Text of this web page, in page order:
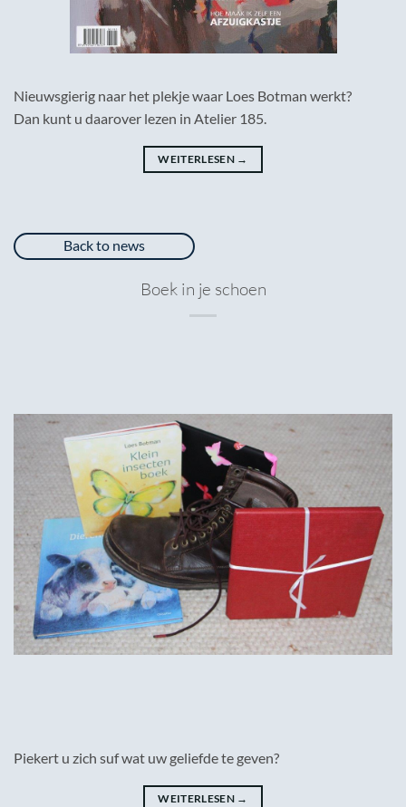
Nieuwsgierig naar het plekje waar Loes Botman werkt?
Dan kunt u daarover lezen in Atelier 185.
WEITERLESEN →
Back to news
Boek in je schoen
Piekert u zich suf wat uw geliefde te geven?
WEITERLESEN →